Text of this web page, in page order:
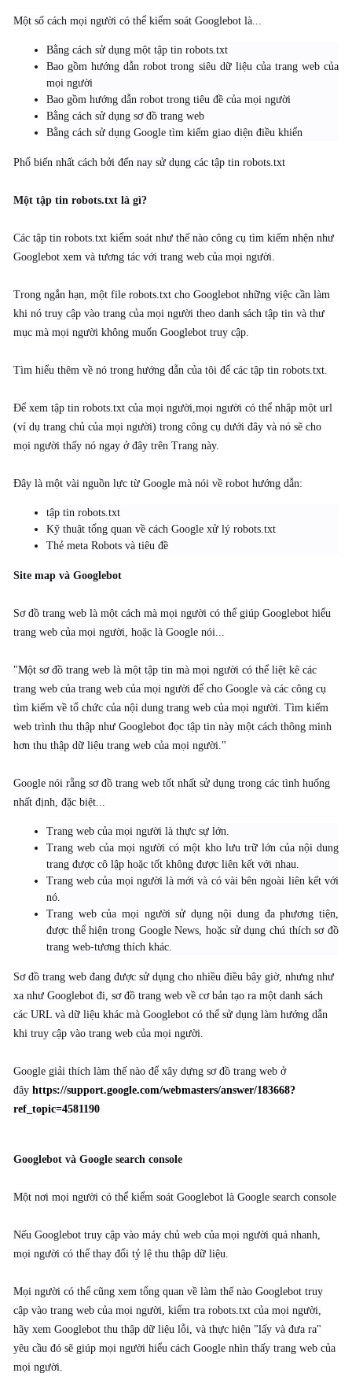
Một số cách mọi người có thể kiểm soát Googlebot là...
Bằng cách sử dụng một tập tin robots.txt
Bao gồm hướng dẫn robot trong siêu dữ liệu của trang web của
mọi người
Bao gồm hướng dẫn robot trong tiêu đề của mọi người
Bằng cách sử dụng sơ đồ trang web
Bằng cách sử dụng Google tìm kiếm giao diện điều khiển
Phổ biến nhất cách bởi đến nay sử dụng các tập tin robots.txt
Một tập tin robots.txt là gì?
Các tập tin robots.txt kiểm soát như thế nào công cụ tìm kiếm nhện như
Googlebot xem và tương tác với trang web của mọi người.
Trong ngắn hạn, một file robots.txt cho Googlebot những việc cần làm
khi nó truy cập vào trang của mọi người theo danh sách tập tin và thư
mục mà mọi người không muốn Googlebot truy cập.
Tìm hiểu thêm về nó trong hướng dẫn của tôi để các tập tin robots.txt.
Để xem tập tin robots.txt của mọi người,mọi người có thể nhập một url
(ví dụ trang chủ của mọi người) trong công cụ dưới đây và nó sẽ cho
mọi người thấy nó ngay ở đây trên Trang này.
Đây là một vài nguồn lực từ Google mà nói về robot hướng dẫn:
tập tin robots.txt
Kỹ thuật tổng quan về cách Google xử lý robots.txt
Thẻ meta Robots và tiêu đề
Site map và Googlebot
Sơ đồ trang web là một cách mà mọi người có thể giúp Googlebot hiểu
trang web của mọi người, hoặc là Google nói...
"Một sơ đồ trang web là một tập tin mà mọi người có thể liệt kê các
trang web của trang web của mọi người để cho Google và các công cụ
tìm kiếm về tổ chức của nội dung trang web của mọi người. Tìm kiếm
web trình thu thập như Googlebot đọc tập tin này một cách thông minh
hơn thu thập dữ liệu trang web của mọi người."
Google nói rằng sơ đồ trang web tốt nhất sử dụng trong các tình huống
nhất định, đặc biệt...
Trang web của mọi người là thực sự lớn.
Trang web của mọi người có một kho lưu trữ lớn của nội dung
trang được cô lập hoặc tốt không được liên kết với nhau.
Trang web của mọi người là mới và có vài bên ngoài liên kết với
nó.
Trang web của mọi người sử dụng nội dung đa phương tiện,
được thể hiện trong Google News, hoặc sử dụng chú thích sơ đồ
trang web-tương thích khác.
Sơ đồ trang web đang được sử dụng cho nhiều điều bây giờ, nhưng như
xa như Googlebot đi, sơ đồ trang web về cơ bản tạo ra một danh sách
các URL và dữ liệu khác mà Googlebot có thể sử dụng làm hướng dẫn
khi truy cập vào trang web của mọi người.
Google giải thích làm thế nào để xây dựng sơ đồ trang web ở
đây https://support.google.com/webmasters/answer/183668?
ref_topic=4581190
Googlebot và Google search console
Một nơi mọi người có thể kiểm soát Googlebot là Google search console
Nếu Googlebot truy cập vào máy chủ web của mọi người quá nhanh,
mọi người có thể thay đổi tỷ lệ thu thập dữ liệu.
Mọi người có thể cũng xem tổng quan về làm thế nào Googlebot truy
cập vào trang web của mọi người, kiểm tra robots.txt của mọi người,
hãy xem Googlebot thu thập dữ liệu lỗi, và thực hiện "lấy và đưa ra"
yêu cầu đó sẽ giúp mọi người hiểu cách Google nhìn thấy trang web của
mọi người.